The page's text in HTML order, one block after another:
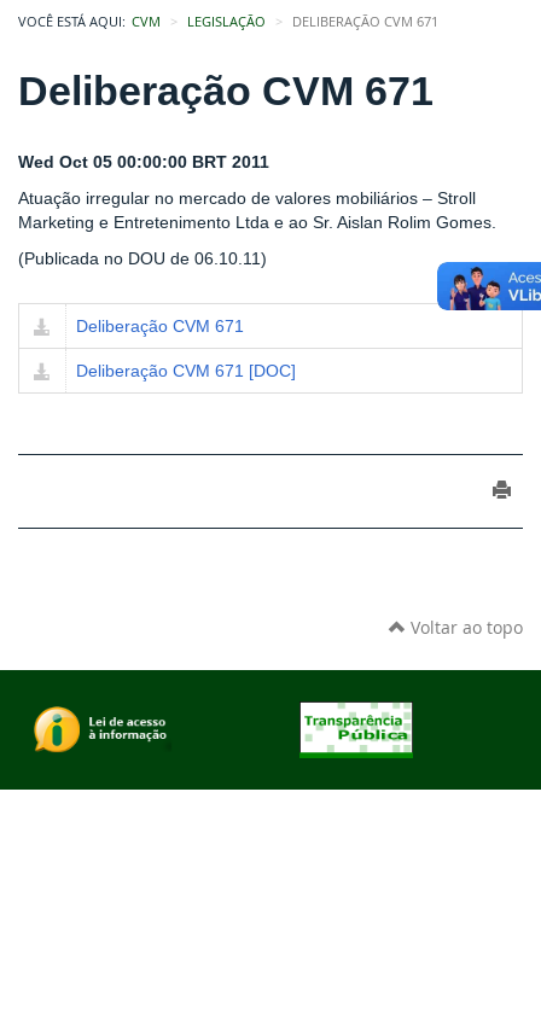
VOCÊ ESTÁ AQUI: CVM LEGISLAÇÃO DELIBERAÇÃO CVM 671
Deliberação CVM 671
Wed Oct 05 00:00:00 BRT 2011
Atuação irregular no mercado de valores mobiliários – Stroll
Marketing e Entretenimento Ltda e ao Sr. Aislan Rolim Gomes.
(Publicada no DOU de 06.10.11)
Deliberação CVM 671
Deliberação CVM 671 [DOC]
Voltar ao topo